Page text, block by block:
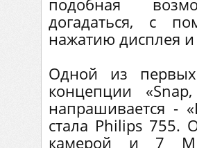
подобная
догадаться, с
нажатию дисплея и
Одной из
концепции
напрашивается -
стала Philips 755.
камерой и 7